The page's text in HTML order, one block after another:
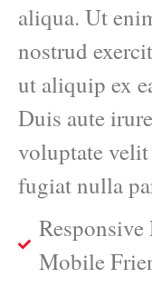
aliqua. Ut
nostrud
ut aliquip ex
Duis aute
voluptate
fugiat nulla
Mobile